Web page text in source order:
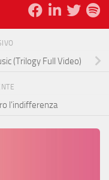
(Trilogy Full Video)
l’indifferenza